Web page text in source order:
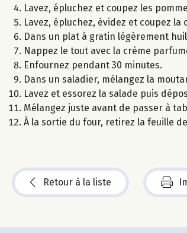
Lavez, épluchez et coupez les
Lavez, épluchez, évidez et coupez la
Dans un plat à gratin légèrement
Nappez le tout avec la crème
Enfournez pendant 30 minutes.
Dans un saladier, mélangez la
Lavez et essorez la salade puis
Mélangez juste avant de passer à
À la sortie du four, retirez la feuille
Retour à la liste